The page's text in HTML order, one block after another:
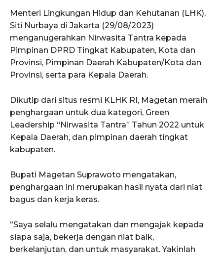
Menteri Lingkungan Hidup dan Kehutanan (LHK),
Siti Nurbaya di Jakarta (29/08/2023)
menganugerahkan Nirwasita Tantra kepada
Pimpinan DPRD Tingkat Kabupaten, Kota dan
Provinsi, Pimpinan Daerah Kabupaten/Kota dan
Provinsi, serta para Kepala Daerah.
Dikutip dari situs resmi KLHK RI, Magetan meraih
penghargaan untuk dua kategori, Green
Leadership “Nirwasita Tantra” Tahun 2022 untuk
Kepala Daerah, dan pimpinan daerah tingkat
kabupaten.
Bupati Magetan Suprawoto mengatakan,
penghargaan ini merupakan hasil nyata dari niat
bagus dan kerja keras.
”Saya selalu mengatakan dan mengajak kepada
siapa saja, bekerja dengan niat baik,
berkelanjutan, dan untuk masyarakat. Yakinlah